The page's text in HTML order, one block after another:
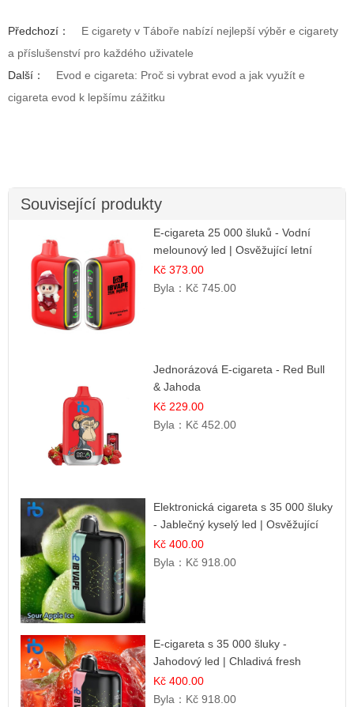
Předchozí：
E cigarety v Táboře nabízí nejlepší výběr e cigarety
a příslušenství pro každého uživatele
Další：
Evod e cigareta: Proč si vybrat evod a jak využít e
cigareta evod k lepšímu zážitku
Související produkty
E-cigareta 25 000 šluků - Vodní
melounový led | Osvěžující letní
příchuť
Kč 373.00
Byla： Kč 745.00
Jednorázová E-cigareta - Red Bull
& Jahoda
Kč 229.00
Byla： Kč 452.00
Elektronická cigareta s 35 000 šluky
- Jablečný kyselý led | Osvěžující
kyselá jablka
Kč 400.00
Byla： Kč 918.00
E-cigareta s 35 000 šluky -
Jahodový led | Chladivá fresh
příchuť
Kč 400.00
Byla： Kč 918.00